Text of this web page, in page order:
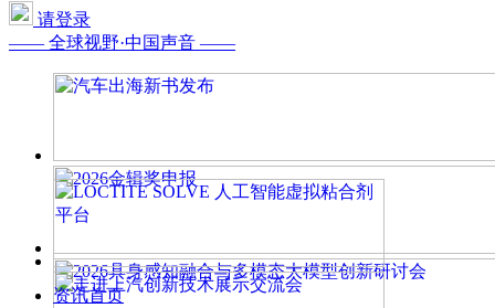
请登录
—— 全球视野·中国声音 ——
资讯首页